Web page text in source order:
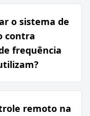
o sistema de
contra
frequência
remoto na